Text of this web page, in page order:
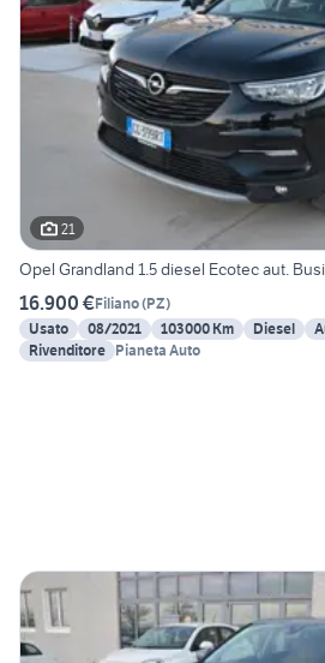
21
Opel Grandland 1.5 diesel Ecotec aut.
16.900 €Filiano(PZ)
Usato
08/2021 103000 Km Diesel
Rivenditore Pianeta Auto